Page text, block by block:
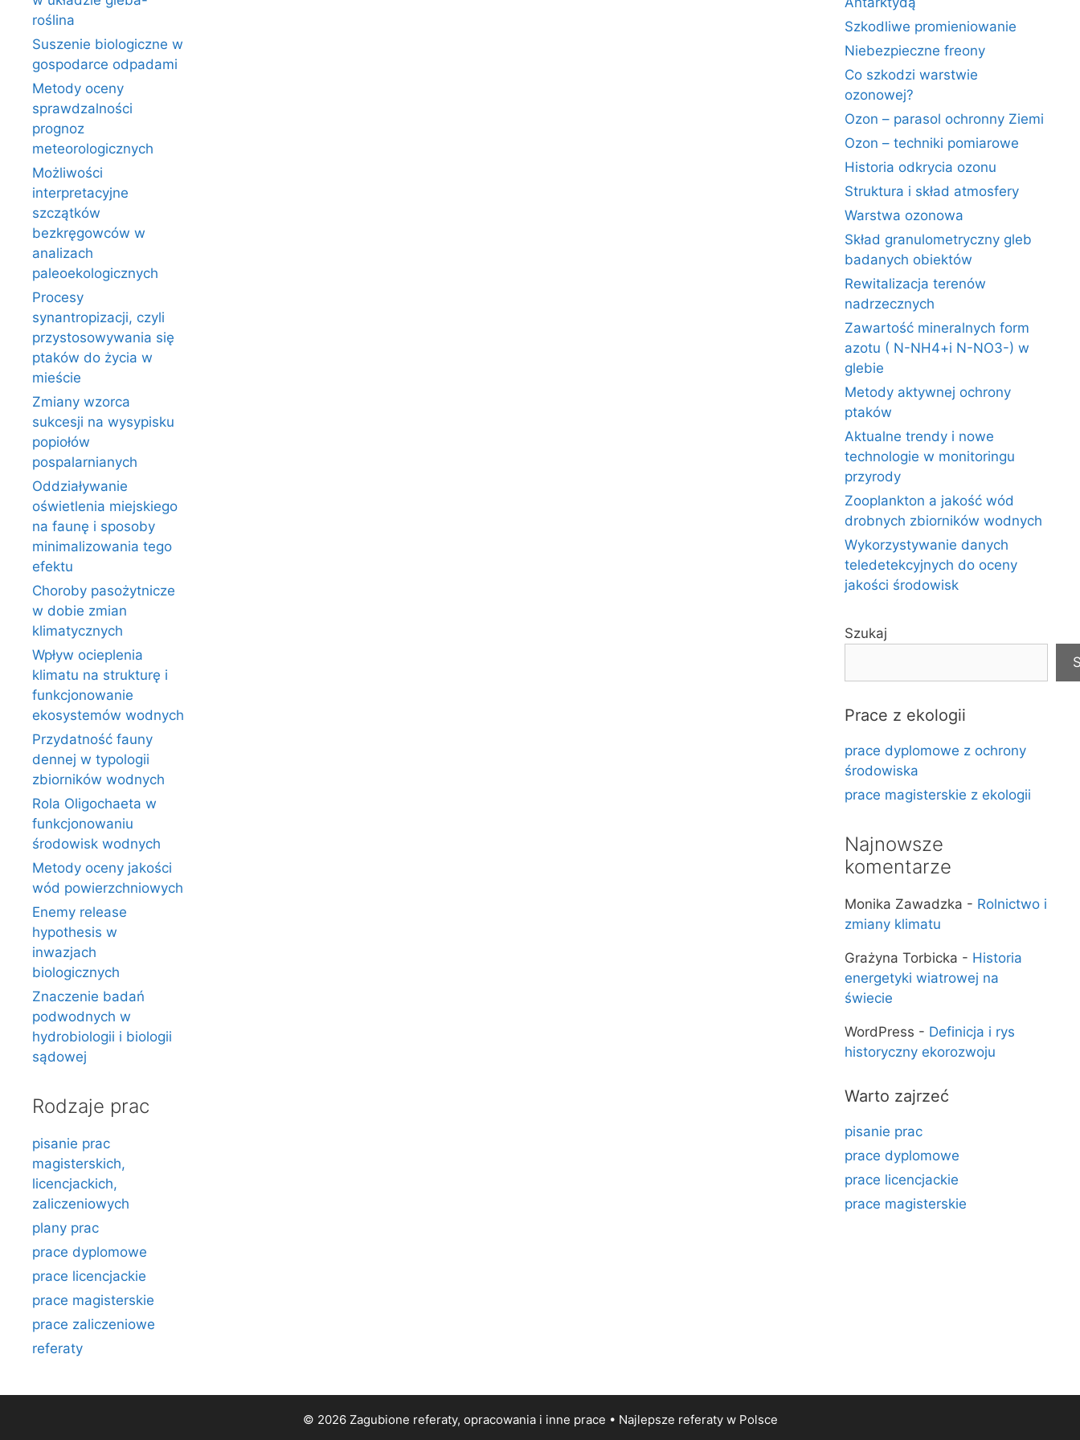
roślina
Suszenie biologiczne w
gospodarce odpadami
Metody oceny
sprawdzalności
prognoz
meteorologicznych
Możliwości
interpretacyjne
szczątków
bezkręgowców w
analizach
paleoekologicznych
Procesy
synantropizacji, czyli
przystosowywania się
ptaków do życia w
mieście
Zmiany wzorca
sukcesji na wysypisku
popiołów
pospalarnianych
Oddziaływanie
oświetlenia miejskiego
na faunę i sposoby
minimalizowania tego
efektu
Choroby pasożytnicze
w dobie zmian
klimatycznych
Wpływ ocieplenia
klimatu na strukturę i
funkcjonowanie
ekosystemów wodnych
Przydatność fauny
dennej w typologii
zbiorników wodnych
Rola Oligochaeta w
funkcjonowaniu
środowisk wodnych
Metody oceny jakości
wód powierzchniowych
Enemy release
hypothesis w
inwazjach
biologicznych
Znaczenie badań
podwodnych w
hydrobiologii i biologii
sądowej
Rodzaje prac
pisanie prac
magisterskich,
licencjackich,
zaliczeniowych
plany prac
prace dyplomowe
prace licencjackie
prace magisterskie
prace zaliczeniowe
referaty
Szkodliwe promieniowanie
Niebezpieczne freony
Co szkodzi warstwie
ozonowej?
Ozon – parasol ochronny Ziemi
Ozon – techniki pomiarowe
Historia odkrycia ozonu
Struktura i skład atmosfery
Warstwa ozonowa
Skład granulometryczny gleb
badanych obiektów
Rewitalizacja terenów
nadrzecznych
Zawartość mineralnych form
azotu ( N-NH4+i N-NO3-) w
glebie
Metody aktywnej ochrony
ptaków
Aktualne trendy i nowe
technologie w monitoringu
przyrody
Zooplankton a jakość wód
drobnych zbiorników wodnych
Wykorzystywanie danych
teledetekcyjnych do oceny
jakości środowisk
Szukaj
Prace z ekologii
prace dyplomowe z ochrony
środowiska
prace magisterskie z ekologii
Najnowsze
komentarze
Monika Zawadzka - Rolnictwo i
zmiany klimatu
Grażyna Torbicka - Historia
energetyki wiatrowej na
świecie
WordPress - Definicja i rys
historyczny ekorozwoju
Warto zajrzeć
pisanie prac
prace dyplomowe
prace licencjackie
prace magisterskie
© 2026 Zagubione referaty, opracowania i inne prace • Najlepsze referatyw Polsce